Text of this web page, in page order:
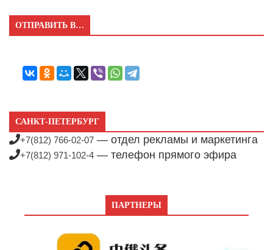
ОТПРАВИТЬ В…
САНКТ-ПЕТЕРБУРГ
+7(812) 766-02-07 — отдел рекламы и маркетинга
+7(812) 971-102-4 — телефон прямого эфира
ПАРТНЕРЫ